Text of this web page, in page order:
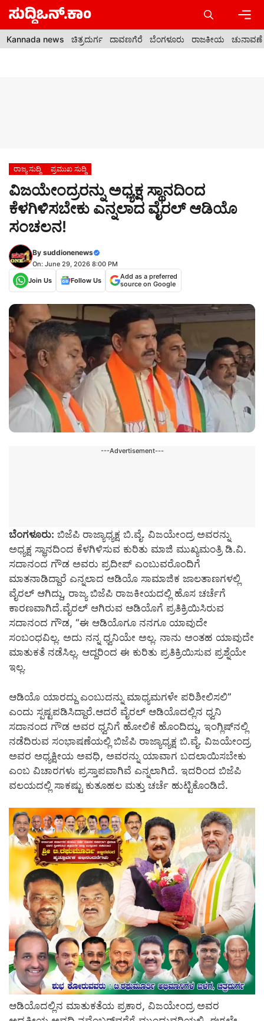
Skip
content
Kannada news ಚಿತ್ರದುರ್ಗ ದಾವಣಗೆರೆ ಬೆಂಗಳೂರು ರಾಜಕೀಯ ಚುನಾವಣೆ
ರಾಜ್ಯ ಸುದ್ದಿ ಪ್ರಮುಖ ಸುದ್ದಿ
ವಿಜಯೇಂದ್ರರನ್ನು ಅಧ್ಯಕ್ಷ ಸ್ಥಾನದಿಂದ
ಕೆಳಗಿಳಿಸಬೇಕು ಎನ್ನಲಾದ ವೈರಲ್ ಆಡಿಯೊ
ಸಂಚಲನ!
By suddionenews
On: June 29, 2026 8:00 PM
Join Us
Follow Us
Add as a preferred
source on Google
---Advertisement---
ಬೆಂಗಳೂರು: ಬಿಜೆಪಿ ರಾಜ್ಯಾಧ್ಯಕ್ಷ ಬಿ.ವೈ. ವಿಜಯೇಂದ್ರ ಅವರನ್ನು
ಅಧ್ಯಕ್ಷ ಸ್ಥಾನದಿಂದ ಕೆಳಗಿಳಿಸುವ ಕುರಿತು ಮಾಜಿ ಮುಖ್ಯಮಂತ್ರಿ ಡಿ.ವಿ.
ಸದಾನಂದ ಗೌಡ ಅವರು ಪ್ರದೀಪ್ ಎಂಬುವರೊಂದಿಗೆ
ಮಾತನಾಡಿದ್ದಾರೆ ಎನ್ನಲಾದ ಆಡಿಯೊ ಸಾಮಾಜಿಕ ಜಾಲತಾಣಗಳಲ್ಲಿ
ವೈರಲ್ ಆಗಿದ್ದು, ರಾಜ್ಯ ಬಿಜೆಪಿ ರಾಜಕೀಯದಲ್ಲಿ ಹೊಸ ಚರ್ಚೆಗೆ
ಕಾರಣವಾಗಿದೆ.ವೈರಲ್ ಆಗಿರುವ ಆಡಿಯೊಗೆ ಪ್ರತಿಕ್ರಿಯಿಸಿರುವ
ಸದಾನಂದ ಗೌಡ, “ಈ ಆಡಿಯೊಗೂ ನನಗೂ ಯಾವುದೇ
ಸಂಬಂಧವಿಲ್ಲ. ಅದು ನನ್ನ ಧ್ವನಿಯೇ ಅಲ್ಲ. ನಾನು ಅಂತಹ ಯಾವುದೇ
ಮಾತುಕತೆ ನಡೆಸಿಲ್ಲ. ಆದ್ದರಿಂದ ಈ ಕುರಿತು ಪ್ರತಿಕ್ರಿಯಿಸುವ ಪ್ರಶ್ನೆಯೇ
ಇಲ್ಲ.
ಆಡಿಯೊ ಯಾರದ್ದು ಎಂಬುದನ್ನು ಮಾಧ್ಯಮಗಳೇ ಪರಿಶೀಲಿಸಲಿ”
ಎಂದು ಸ್ಪಷ್ಟಪಡಿಸಿದ್ದಾರೆ.ಆದರೆ ವೈರಲ್ ಆಡಿಯೊದಲ್ಲಿನ ಧ್ವನಿ
ಸದಾನಂದ ಗೌಡ ಅವರ ಧ್ವನಿಗೆ ಹೋಲಿಕೆ ಹೊಂದಿದ್ದು, ಇಂಗ್ಲಿಷ್‌ನಲ್ಲಿ
ನಡೆದಿರುವ ಸಂಭಾಷಣೆಯಲ್ಲಿ ಬಿಜೆಪಿ ರಾಜ್ಯಾಧ್ಯಕ್ಷ ಬಿ.ವೈ. ವಿಜಯೇಂದ್ರ
ಅವರ ಅಧ್ಯಕ್ಷೀಯ ಅವಧಿ, ಅವರನ್ನು ಯಾವಾಗ ಬದಲಾಯಿಸಬೇಕು
ಎಂಬ ವಿಚಾರಗಳು ಪ್ರಸ್ತಾಪವಾಗಿವೆ ಎನ್ನಲಾಗಿದೆ. ಇದರಿಂದ ಬಿಜೆಪಿ
ವಲಯದಲ್ಲಿ ಸಾಕಷ್ಟು ಕುತೂಹಲ ಮತ್ತು ಚರ್ಚೆ ಹುಟ್ಟಿಕೊಂಡಿದೆ.
ಆಡಿಯೊದಲ್ಲಿನ ಮಾತುಕತೆಯ ಪ್ರಕಾರ, ವಿಜಯೇಂದ್ರ ಅವರ